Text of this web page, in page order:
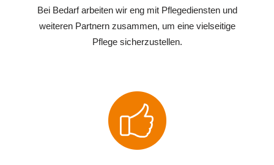
Bei Bedarf arbeiten wir eng mit Pflegediensten und
weiteren Partnern zusammen, um eine vielseitige
Pflege sicherzustellen.